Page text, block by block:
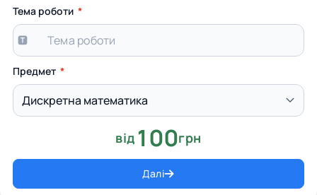
Тема роботи
Предмет
від 100грн
Далі